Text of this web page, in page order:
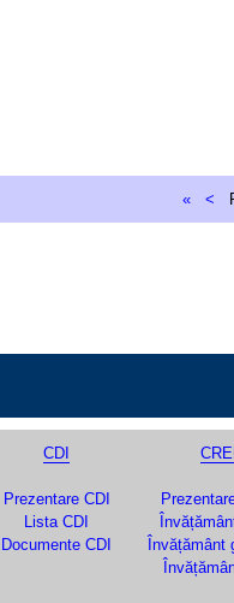
« <
CDI
Prezentare CDI
Lista CDI
Documente CDI
Învățământ